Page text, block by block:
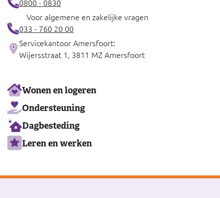
0800 - 0830
Voor algemene en zakelijke vragen
033 - 760 20 00
Servicekantoor Amersfoort:
Wijersstraat 1, 3811 MZ Amersfoort
Ons
aanbod
Wonen en logeren
Ondersteuning
Dagbesteding
Leren en werken